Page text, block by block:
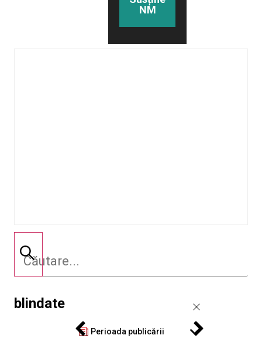
NM
blindate
Perioada publicării